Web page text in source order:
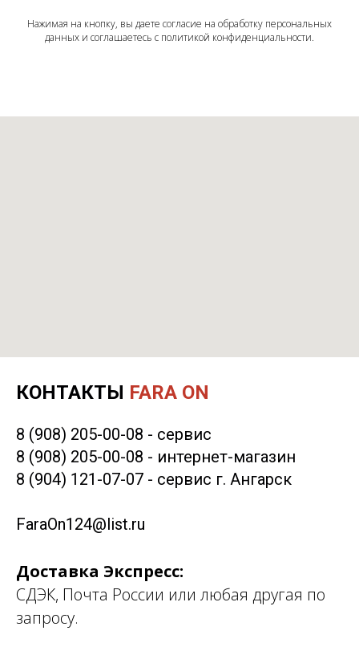
Нажимая на кнопку, вы даете согласие на обработку персональных
данных и соглашаетесь c политикой конфиденциальности.
КОНТАКТЫ FARA ON
8 (908) 205-00-08 - сервис
8 (908) 205-00-08 - интернет-магазин
8 (904) 121-07-07 - сервис г. Ангарск
FaraOn124@list.ru
Доставка Экспресс:
СДЭК, Почта России или любая другая по
запросу.